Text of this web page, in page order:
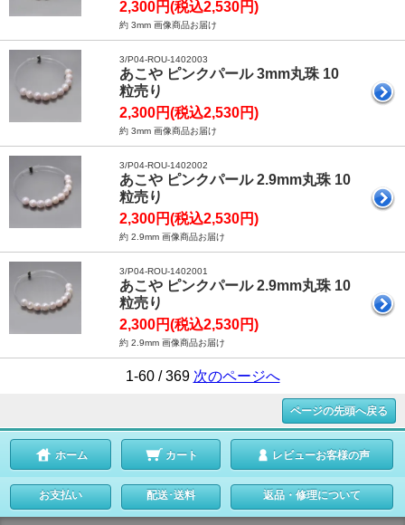
2,300円(税込2,530円)
約 3mm 画像商品お届け
3/P04-ROU-1402003
あこや ピンクパール 3mm丸珠 10
粒売り
2,300円(税込2,530円)
約 3mm 画像商品お届け
3/P04-ROU-1402002
あこや ピンクパール 2.9mm丸珠 10
粒売り
2,300円(税込2,530円)
約 2.9mm 画像商品お届け
3/P04-ROU-1402001
あこや ピンクパール 2.9mm丸珠 10
粒売り
2,300円(税込2,530円)
約 2.9mm 画像商品お届け
1-60 / 369 次のページへ
ページの先頭へ戻る
ホーム カート レビューお客様の声
お支払い 配送･送料 返品・修理について